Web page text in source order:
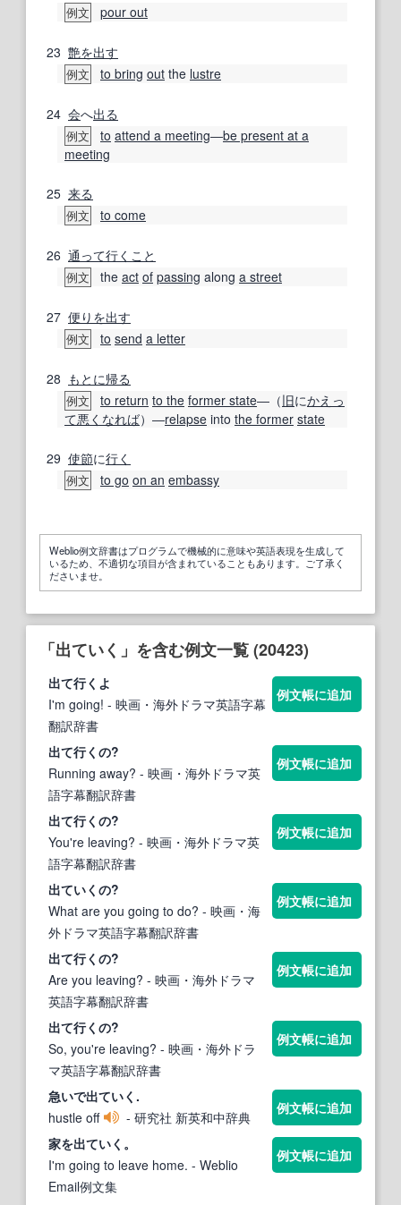
例文 pour out
23 艶を出す
例文 to bring out the lustre
24 会へ出る
例文 to attend a meeting―be present at a
meeting
25 来る
例文 to come
26 通って行くこと
例文 the act of passing along a street
27 便り を出す
例文 to send a letter
28 もとに帰る
例文 to return to the former state―（旧にかえっ
て悪く なれば）―relapse into the former state
29 使節に行く
例文 to go on an embassy
Weblio例文辞書はプログラムで機械的に意味や英語表現を生成して
いるため、不適切な項目が含まれていることもあります。ご了承く
ださいませ。
「出ていく」を含む例文一覧 (20423)
出て行くよ
I'm going! - 映画・海外ドラマ英語字幕
翻訳辞書
例文帳に追加
出て行くの?
Running away? - 映画・海外ドラマ英
語字幕翻訳辞書
例文帳に追加
出て行くの?
You're leaving? - 映画・海外ドラマ英
語字幕翻訳辞書
例文帳に追加
出ていく の?
What are you going to do? - 映画・海
外ドラマ英語字幕翻訳辞書
例文帳に追加
出て行くの?
Are you leaving? - 映画・海外ドラマ
英語字幕翻訳辞書
例文帳に追加
出て行くの?
So, you're leaving? - 映画・海外ドラ
マ英語字幕翻訳辞書
例文帳に追加
急いで出ていく .
hustle off
- 研究社 新英和中辞典
例文帳に追加
家を出ていく 。
I'm going to leave home. - Weblio
Email例文集
例文帳に追加